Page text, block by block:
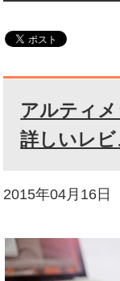
アルティ
詳しいレビ
2015年04月16日